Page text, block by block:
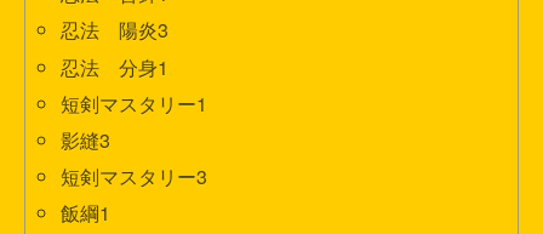
忍法 陽炎3
忍法 分身1
短剣マスタリー1
影縫3
短剣マスタリー3
飯綱1